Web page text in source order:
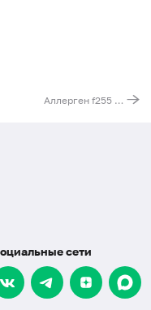
Аллерген f255 - слива, IgE
сети